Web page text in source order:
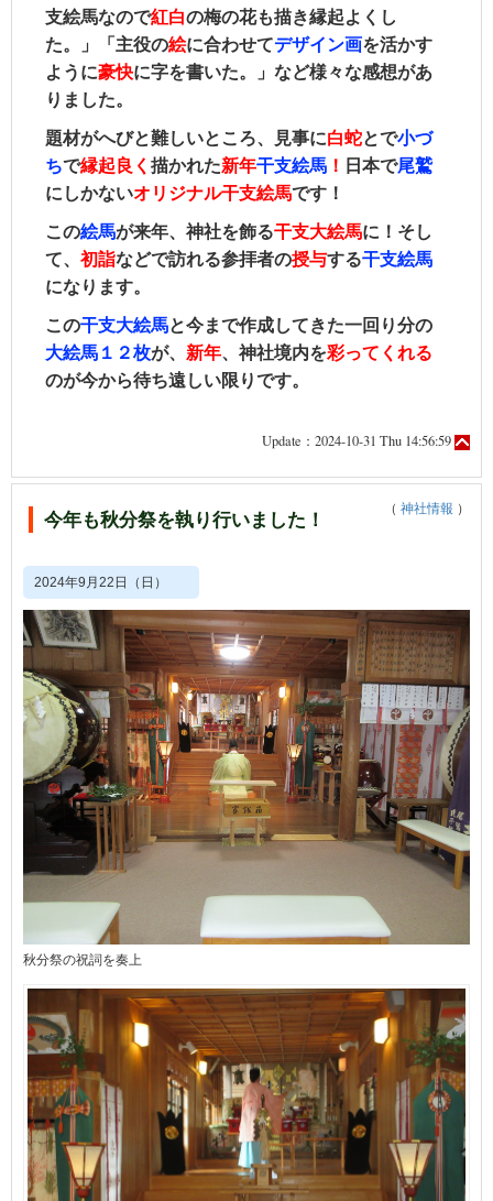
支絵馬なので紅白の梅の花も描き縁起よくし
た。」「主役の絵に合わせてデザイン画を活かす
ように豪快に字を書いた。」など様々な感想があ
りました。
題材がへびと難しいところ、見事に白蛇とで小づ
ちで縁起良く 描かれた新年干支絵馬 ！ 日本で尾鷲
にしかないオリジナル干支絵馬です！
この絵馬が来年、神社を飾る干支大絵馬に！そし
て、 初詣などで訪れる参拝者の授与する干支絵馬
になります。
この干支大絵馬と今まで作成してきた一回り分の
大絵馬１２枚が、 新年、神社境内を彩って くれる
のが今から待ち遠しい限りです。
Update：2024-10-31 Thu 14:56:59
今年も秋分祭を執り行いました！ （ 神社情報 ）
2024年9月22日（日）
秋分祭の祝詞を奏上